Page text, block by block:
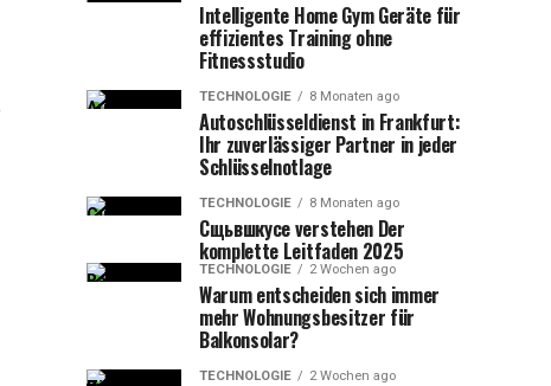
Intelligente Home Gym Geräte für
effizientes Training ohne
Fitnessstudio
TECHNOLOGIE 8 Monaten ago
Autoschlüsseldienst in Frankfurt:
Ihr zuverlässiger Partner in jeder
Schlüsselnotlage
TECHNOLOGIE 8 Monaten ago
Сщьвшкусе verstehen Der
komplette Leitfaden 2025
TECHNOLOGIE 2 Wochen ago
Warum entscheiden sich immer
mehr Wohnungsbesitzer für
Balkonsolar?
TECHNOLOGIE 2 Wochen ago